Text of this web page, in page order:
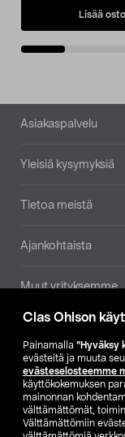
Clas Ohlson
Painamalla ”Hyväksy
evästeitä ja muuta
evästeselosteemme
käyttökokemuksen
mainonnan
välttämättömät,
Välttämättömiin
Lisää
Alatunniste
Asiakaspalvelu
Yleisiä kysymyksiä
Tietoa meistä
Ajankohtaista
Muut yrityksemme